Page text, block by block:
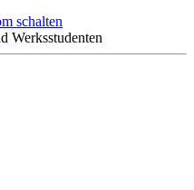
schalten
Werksstudenten